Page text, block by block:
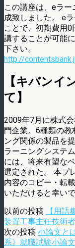
この講座は、eラ
成致しました。 e
ことで、初期費用
講することが可能
下さい。
http://
【キバンイ
て】
2009年7月に株式
門企業。6種類の
ング関係の製品を
ラーニングシステ
には、将来有望な
選定された。 本プ
内容のコピー・転
いただけると幸いで
以前の投稿
【用
装置工事主任技術
次の投稿 小論文と
系》就職試験小論文